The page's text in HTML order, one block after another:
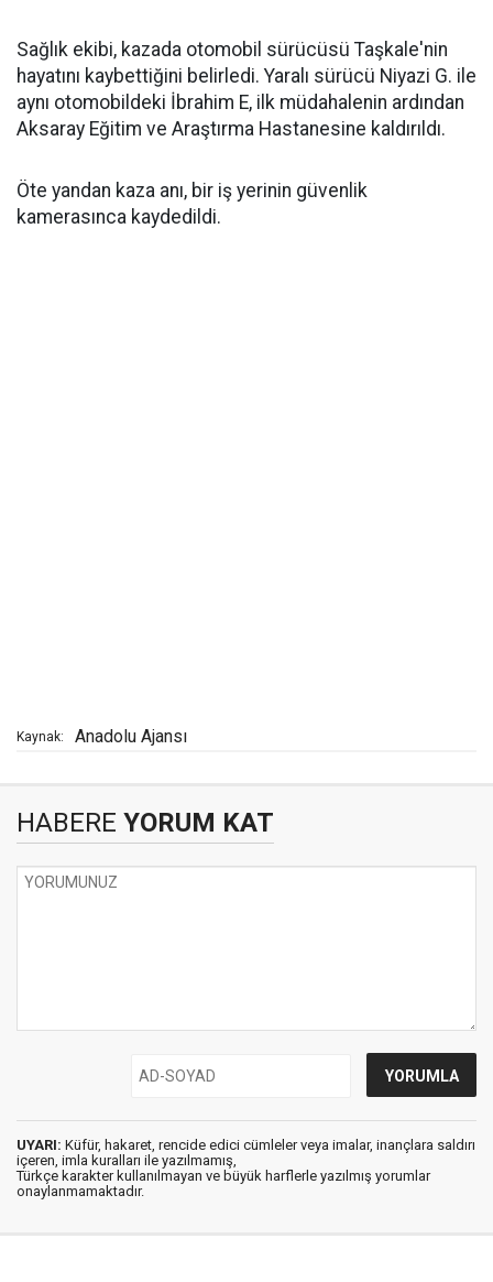
Sağlık ekibi, kazada otomobil sürücüsü Taşkale'nin
hayatını kaybettiğini belirledi. Yaralı sürücü Niyazi G. ile
aynı otomobildeki İbrahim E, ilk müdahalenin ardından
Aksaray Eğitim ve Araştırma Hastanesine kaldırıldı.
Öte yandan kaza anı, bir iş yerinin güvenlik
kamerasınca kaydedildi.
Kaynak: Anadolu Ajansı
HABERE YORUM KAT
UYARI: Küfür, hakaret, rencide edici cümleler veya imalar, inançlara saldırı
içeren, imla kuralları ile yazılmamış,
Türkçe karakter kullanılmayan ve büyük harflerle yazılmış yorumlar
onaylanmamaktadır.